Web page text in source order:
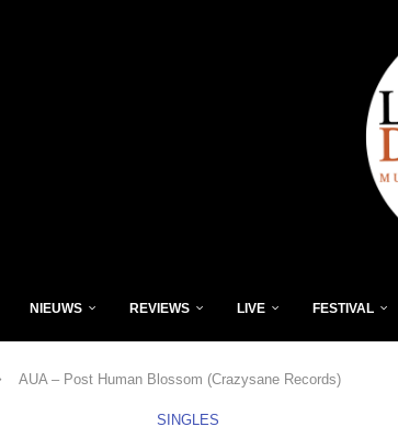
NIEUWS REVIEWS LIVE FESTIVAL
AUA – Post Human Blossom (Crazysane Records)
SINGLES